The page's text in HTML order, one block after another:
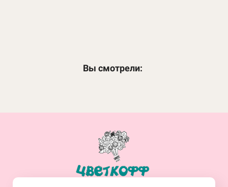
Вы смотрели: